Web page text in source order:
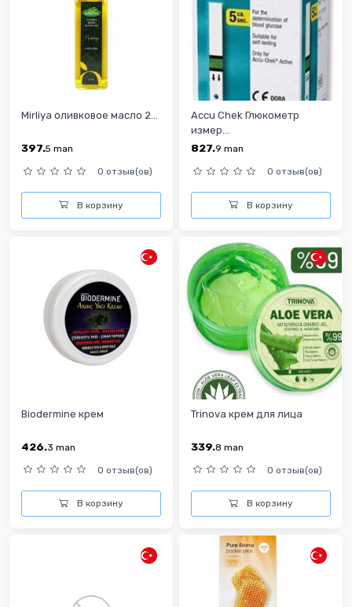
Mirliya оливковое масло 2...
397.5 man
0 отзыв(ов)
В корзину
Accu Chek Глюкометр
измер...
827.9 man
0 отзыв(ов)
В корзину
Biodermine крем
426.3 man
0 отзыв(ов)
В корзину
Trinova крем для лица
339.8 man
0 отзыв(ов)
В корзину